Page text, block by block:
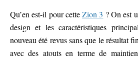
Qu’en est-il pour cetteZion 3 ? On est
design et les caractéristiques
nouveau été revus sans que le résultat
avec des atouts en terme de